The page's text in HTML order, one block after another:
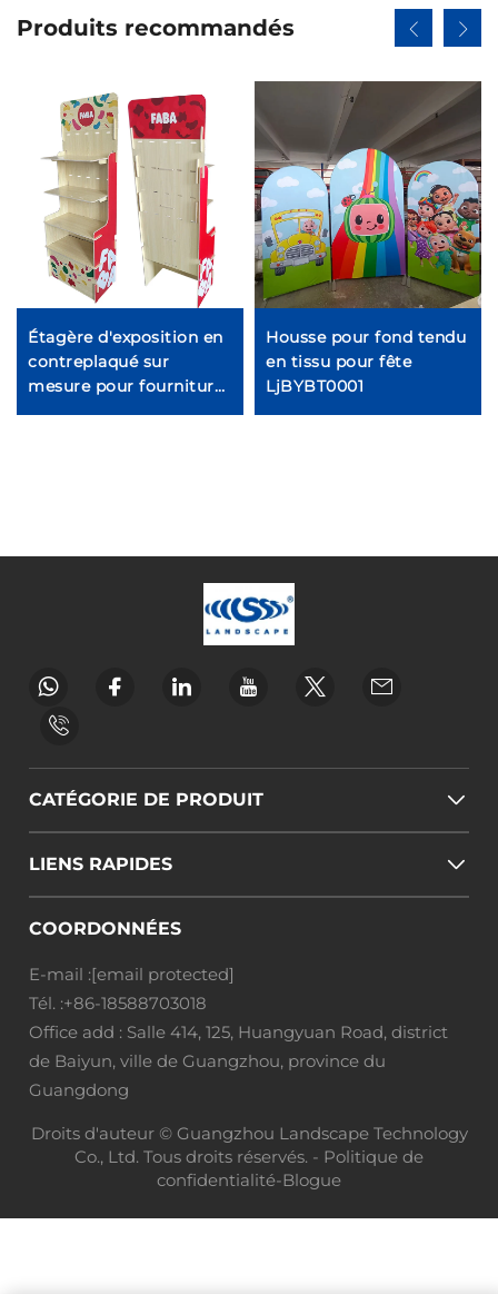
Produits recommandés
Étagère d'exposition en
contreplaqué sur
mesure pour fournitures
animales Ljmzj0001
Housse pour fond tendu
en tissu pour fête
LjBYBT0001
CATÉGORIE DE PRODUIT
LIENS RAPIDES
COORDONNÉES
E-mail :[email protected]
Tél. :+86-18588703018
Office add : Salle 414, 125, Huangyuan Road, district
de Baiyun, ville de Guangzhou, province du
Guangdong
Droits d'auteur © Guangzhou Landscape Technology
Co., Ltd. Tous droits réservés. - Politique de
confidentialité-Blogue